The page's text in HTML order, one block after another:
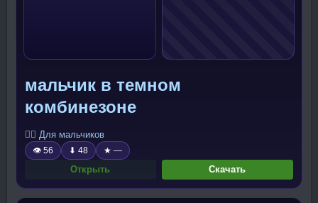
мальчик в темном
комбинезоне
🧍‍♂️ Для мальчиков
👁 56 ⬇ 48 ★ —
Открыть Скачать